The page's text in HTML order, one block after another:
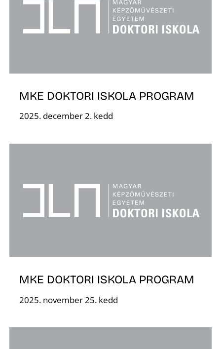
MKE DOKTORI ISKOLA PROGRAM
2025. december 2. kedd
MKE DOKTORI ISKOLA PROGRAM
2025. november 25. kedd